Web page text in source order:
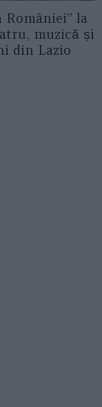
la
muzică și
din Lazio